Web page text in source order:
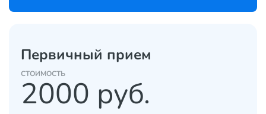
Первичный прием
CТОИМОСТЬ
2000 руб.